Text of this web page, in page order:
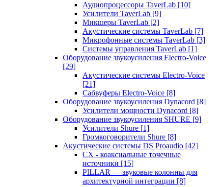
Аудиопроцессоры TaverLab [10]
Усилители TaverLab [9]
Микшеры TaverLab [2]
Акустические системы TaverLab [7]
Микрофонные системы TaverLab [3]
Системы управления TaverLab [1]
Оборудование звукоусиления Electro-Voice
[29]
Акустические системы Electro-Voice
[21]
Сабвуферы Electro-Voice [8]
Оборудование звукоусиления Dynacord [8]
Усилители мощности Dynacord [8]
Оборудование звукоусиления SHURE [9]
Усилители Shure [1]
Громкоговорители Shure [8]
Акустические системы DS Proaudio [42]
CX - коаксиальные точечные
источники [15]
PILLAR — звуковые колонны для
архитектурной интеграции [8]